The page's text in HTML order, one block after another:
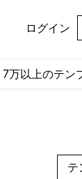
ログイン
テ